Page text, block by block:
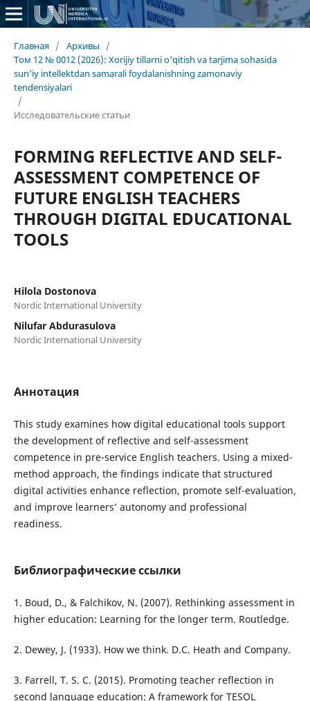
Главная / Архивы
/
Том 12 № 0012 (2026): Xorijiy tillarni o'qitish va tarjima sohasida
sun'iy intellektdan samarali foydalanishning zamonaviy
tendensiyalari
/
Исследовательские статьи
FORMING REFLECTIVE AND SELF-
ASSESSMENT COMPETENCE OF
FUTURE ENGLISH TEACHERS
THROUGH DIGITAL EDUCATIONAL
TOOLS
Hilola Dostonova
Nordic International University
Nilufar Abdurasulova
Nordic International University
Аннотация
This study examines how digital educational tools support
the development of reflective and self-assessment
competence in pre-service English teachers. Using a mixed-
method approach, the findings indicate that structured
digital activities enhance reflection, promote self-evaluation,
and improve learners’ autonomy and professional
readiness.
Библиографические ссылки
1. Boud, D., & Falchikov, N. (2007). Rethinking assessment in
higher education: Learning for the longer term. Routledge.
2. Dewey, J. (1933). How we think. D.C. Heath and Company.
3. Farrell, T. S. C. (2015). Promoting teacher reflection in
second language education: A framework for TESOL